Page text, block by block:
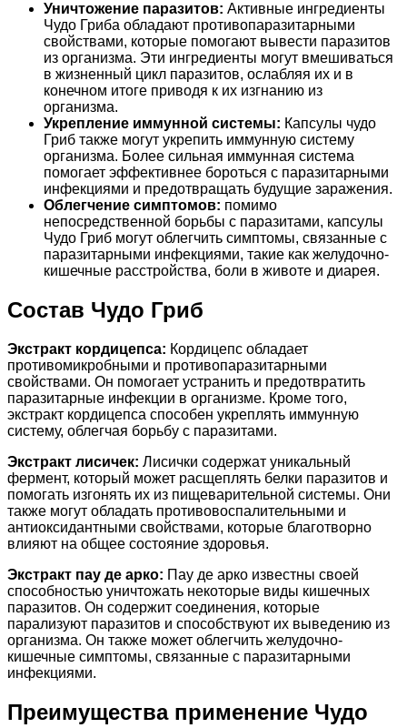
Уничтожение паразитов: Активные ингредиенты
Чудо Гриба обладают противопаразитарными
свойствами, которые помогают вывести паразитов
из организма. Эти ингредиенты могут вмешиваться
в жизненный цикл паразитов, ослабляя их и в
конечном итоге приводя к их изгнанию из
организма.
Укрепление иммунной системы: Капсулы чудо
Гриб также могут укрепить иммунную систему
организма. Более сильная иммунная система
помогает эффективнее бороться с паразитарными
инфекциями и предотвращать будущие заражения.
Облегчение симптомов: помимо
непосредственной борьбы с паразитами, капсулы
Чудо Гриб могут облегчить симптомы, связанные с
паразитарными инфекциями, такие как желудочно-
кишечные расстройства, боли в животе и диарея.
Состав Чудо Гриб
Экстракт кордицепса: Кордицепс обладает
противомикробными и противопаразитарными
свойствами. Он помогает устранить и предотвратить
паразитарные инфекции в организме. Кроме того,
экстракт кордицепса способен укреплять иммунную
систему, облегчая борьбу с паразитами.
Экстракт лисичек: Лисички содержат уникальный
фермент, который может расщеплять белки паразитов и
помогать изгонять их из пищеварительной системы. Они
также могут обладать противовоспалительными и
антиоксидантными свойствами, которые благотворно
влияют на общее состояние здоровья.
Экстракт пау де арко: Пау де арко известны своей
способностью уничтожать некоторые виды кишечных
паразитов. Он содержит соединения, которые
парализуют паразитов и способствуют их выведению из
организма. Он также может облегчить желудочно-
кишечные симптомы, связанные с паразитарными
инфекциями.
Преимущества применение Чудо